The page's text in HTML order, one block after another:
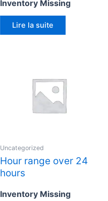
Inventory Missing
Lire la suite
Uncategorized
Hour range over 24
hours
Inventory Missing